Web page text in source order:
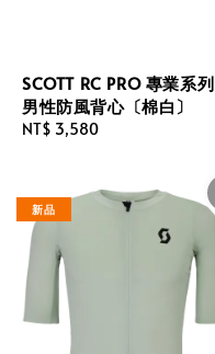
SCOTT RC PRO 專業系列
男性防風背心〔棉白〕
Regular
NT$ 3,580
新品